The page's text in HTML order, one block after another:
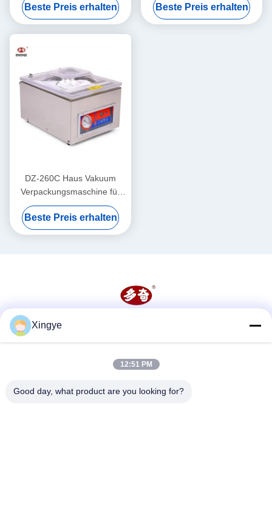
für Waren
Beste Preis erhalten
Gewerbeverpackungen
Beste Preis erhalten
DZ-260C Haus Vakuum
Verpackungsmaschine für
Lebensmittel und Gemüse
260mm Kammergröße
Beste Preis erhalten
Xingye
12:51 PM
Good day, what product are you looking for?